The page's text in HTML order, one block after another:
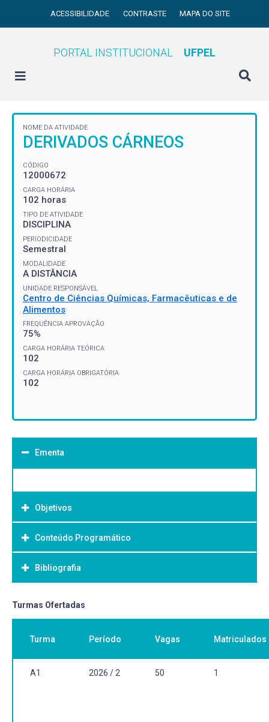
ACESSIBILIDADE CONTRASTE MAPA DO SITE
PORTAL INSTITUCIONAL UFPEL
NOME DA ATIVIDADE
DERIVADOS CÁRNEOS
CÓDIGO
12000672
CARGA HORÁRIA
102 horas
TIPO DE ATIVIDADE
DISCIPLINA
PERIODICIDADE
Semestral
MODALIDADE
A DISTÂNCIA
UNIDADE RESPONSÁVEL
Centro de Ciências Químicas, Farmacêuticas e de
Alimentos
FREQUÊNCIA APROVAÇÃO
75%
CARGA HORÁRIA TEÓRICA
102
CARGA HORÁRIA OBRIGATÓRIA
102
Ementa
Objetivos
Objetivo Geral:
Conteúdo Programático
Bibliografia
Bibliografia Básica:
Turmas Ofertadas
Turma Período Vagas Matriculados
A1 2026 / 2 50 1